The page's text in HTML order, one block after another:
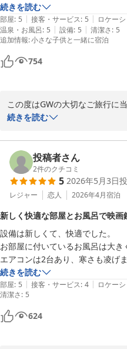
をおかけしましたこと、申し訳
今後の設備改善・サービス向上
カートサービスやドッグラン付
いただきありがとうございます
「犬も人も大満足」とのお言
ございます。
また皆様とワンちゃんにお会
お待ちしております。
ＧＬＡＭＰＩＮＧ ＫＡＳＨＩ
2026-05-15
声をあげました。部屋にテレビは
と、フロントで野球盤やオセロな
ことは全くありません。
家族3人で過ごすには十分な広さ
感がありとっても快適なお部屋で
ルーシブルのプランでしたが、
した。夜のBBQの食事も美味し
ました。
翌日の朝食は部屋ではなく、カ
今回の旅行は大満足だったので
い人ばかりで、子どもは「みん
い！」と言うほどです。また利用
続きを読む
部屋: 5 | 接客・サービス: 5 | ロケー
温泉・お風呂: 5 | 設備: 5 | 清潔さ: 5
追加情報:小さな子供と一緒に宿泊
754
この度はGWの大切なご旅行に
まる素敵な口コミをご投稿いた
初めてのグランピングに当施設
瞬間の「わぁぁぁぁ!!」という
ッフ一同とても嬉しい気持ちで
お部屋の清潔さや快適さ、
で何よりでございます。
また、オールインクルーシブの
もご満足いただけたとのこと、
材や人気ベーカリーのクロワッ
ようで光栄です。
そして何より、スタッフの対応
子様から「絶対また来たい」と
続きを読む
投稿者さん
2件のクチコミ
5 2026年5月3日
レジャー 恋人 2026年4月宿泊
新しく快適な部屋とお風呂で映画
設備は新しくて、快適でした。
お部屋に付いているお風呂は大き
エアコンは2台あり、寒さも凌げま
プロジェクターがあり、夜は映画
海は悪天候の場合、波が高くて少
続きを読む
部屋: 5 | 接客・サービス: 4 | ロケー
清潔さ: 5
624